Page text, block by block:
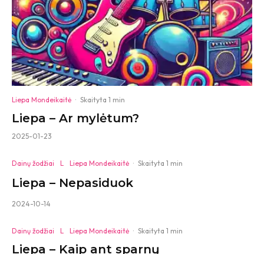
Liepa Mondeikaitė · Skaityta 1 min
Liepa – Ar mylėtum?
2025-01-23
Dainų žodžiai L Liepa Mondeikaitė · Skaityta 1 min
Liepa – Nepasiduok
2024-10-14
Dainų žodžiai L Liepa Mondeikaitė · Skaityta 1 min
Liepa – Kaip ant sparnų